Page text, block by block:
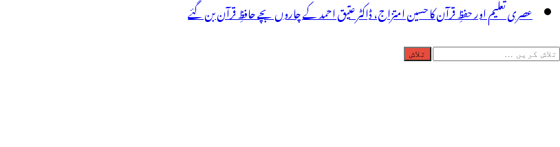
عصری تعلیم اور حفظِ قرآن کا حسین امتزاج، ڈاکٹر عتیق احمد کے چاروں بچے حافظِ قرآن بن گئے
تلاش